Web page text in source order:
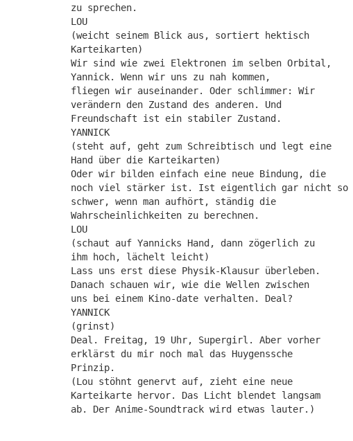
zu sprechen.
LOU
(weicht seinem Blick aus, sortiert hektisch
Karteikarten)
Wir sind wie zwei Elektronen im selben Orbital,
Yannick. Wenn wir uns zu nah kommen,
fliegen wir auseinander. Oder schlimmer: Wir
verändern den Zustand des anderen. Und
Freundschaft ist ein stabiler Zustand.
YANNICK
(steht auf, geht zum Schreibtisch und legt eine
Hand über die Karteikarten)
Oder wir bilden einfach eine neue Bindung, die
noch viel stärker ist. Ist eigentlich gar nicht so
schwer, wenn man aufhört, ständig die
Wahrscheinlichkeiten zu berechnen.
LOU
(schaut auf Yannicks Hand, dann zögerlich zu
ihm hoch, lächelt leicht)
Lass uns erst diese Physik-Klausur überleben.
Danach schauen wir, wie die Wellen zwischen
uns bei einem Kino-date verhalten. Deal?
YANNICK
(grinst)
Deal. Freitag, 19 Uhr, Supergirl. Aber vorher
erklärst du mir noch mal das Huygenssche
Prinzip.
(Lou stöhnt genervt auf, zieht eine neue
Karteikarte hervor. Das Licht blendet langsam
ab. Der Anime-Soundtrack wird etwas lauter.)